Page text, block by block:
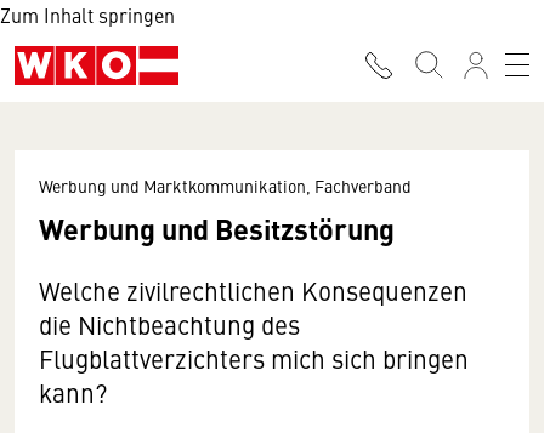
Zum Inhalt springen
Werbung und Marktkommunikation, Fachverband
Werbung und Besitzstörung
Welche zivilrechtlichen Konsequenzen
die Nichtbeachtung des
Flugblattverzichters mich sich bringen
kann?